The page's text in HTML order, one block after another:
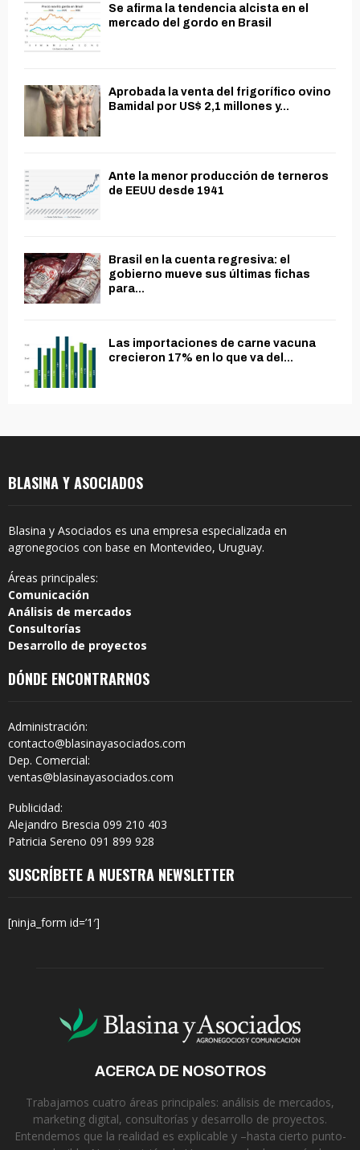
Se afirma la tendencia alcista en el
mercado del gordo en Brasil
Aprobada la venta del frigorífico ovino
Bamidal por US$ 2,1 millones y...
Ante la menor producción de terneros
de EEUU desde 1941
Brasil en la cuenta regresiva: el
gobierno mueve sus últimas fichas
para...
Las importaciones de carne vacuna
crecieron 17% en lo que va del...
BLASINA Y ASOCIADOS
Blasina y Asociados es una empresa especializada en
agronegocios con base en Montevideo, Uruguay.
Áreas principales:
Comunicación
Análisis de mercados
Consultorías
Desarrollo de proyectos
DÓNDE ENCONTRARNOS
Administración:
contacto@blasinayasociados.com
Dep. Comercial:
ventas@blasinayasociados.com
Publicidad:
Alejandro Brescia 099 210 403
Patricia Sereno 091 899 928
SUSCRÍBETE A NUESTRA NEWSLETTER
[ninja_form id=’1′]
ACERCA DE NOSOTROS
Trabajamos cuatro áreas principales: análisis de mercados,
marketing digital, consultorías y desarrollo de proyectos.
Entendemos que la realidad es explicable y –hasta cierto punto-